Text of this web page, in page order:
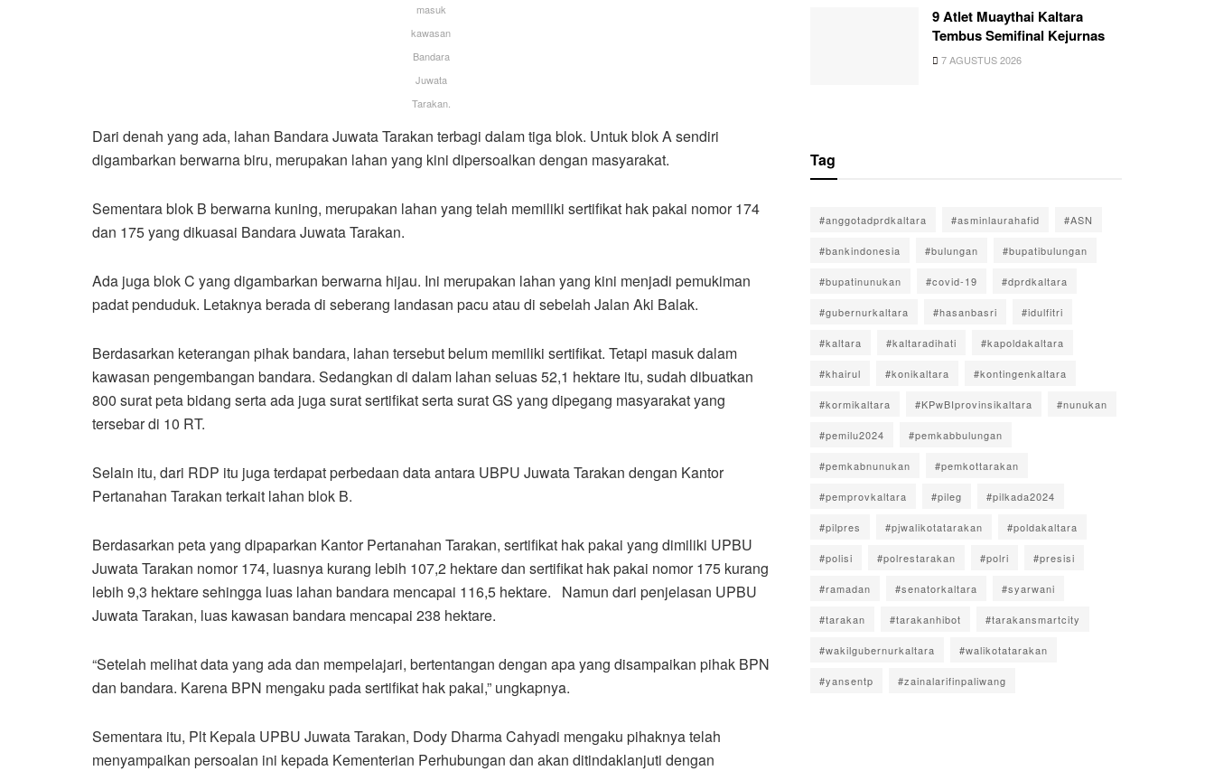
masuk
kawasan
Bandara
Juwata
Tarakan.
Dari denah yang ada, lahan Bandara Juwata Tarakan terbagi dalam tiga blok. Untuk blok A sendiri
digambarkan berwarna biru, merupakan lahan yang kini dipersoalkan dengan masyarakat.
Sementara blok B berwarna kuning, merupakan lahan yang telah memiliki sertifikat hak pakai nomor 174
dan 175 yang dikuasai Bandara Juwata Tarakan.
Ada juga blok C yang digambarkan berwarna hijau. Ini merupakan lahan yang kini menjadi pemukiman
padat penduduk. Letaknya berada di seberang landasan pacu atau di sebelah Jalan Aki Balak.
Berdasarkan keterangan pihak bandara, lahan tersebut belum memiliki sertifikat. Tetapi masuk dalam
kawasan pengembangan bandara. Sedangkan di dalam lahan seluas 52,1 hektare itu, sudah dibuatkan
800 surat peta bidang serta ada juga surat sertifikat serta surat GS yang dipegang masyarakat yang
tersebar di 10 RT.
Selain itu, dari RDP itu juga terdapat perbedaan data antara UBPU Juwata Tarakan dengan Kantor
Pertanahan Tarakan terkait lahan blok B.
Berdasarkan peta yang dipaparkan Kantor Pertanahan Tarakan, sertifikat hak pakai yang dimiliki UPBU
Juwata Tarakan nomor 174, luasnya kurang lebih 107,2 hektare dan sertifikat hak pakai nomor 175 kurang
lebih 9,3 hektare sehingga luas lahan bandara mencapai 116,5 hektare. Namun dari penjelasan UPBU
Juwata Tarakan, luas kawasan bandara mencapai 238 hektare.
“Setelah melihat data yang ada dan mempelajari, bertentangan dengan apa yang disampaikan pihak BPN
dan bandara. Karena BPN mengaku pada sertifikat hak pakai,” ungkapnya.
Sementara itu, Plt Kepala UPBU Juwata Tarakan, Dody Dharma Cahyadi mengaku pihaknya telah
menyampaikan persoalan ini kepada Kementerian Perhubungan dan akan ditindaklanjuti dengan
9 Atlet Muaythai Kaltara
Tembus Semifinal Kejurnas
7 AGUSTUS 2026
Tag
#anggotadprdkaltara #asminlaurahafid #ASN
#bankindonesia #bulungan #bupatibulungan
#bupatinunukan #covid-19 #dprdkaltara
#gubernurkaltara #hasanbasri #idulfitri
#kaltara #kaltaradihati #kapoldakaltara
#khairul #konikaltara #kontingenkaltara
#kormikaltara #KPwBIprovinsikaltara #nunukan
#pemilu2024 #pemkabbulungan
#pemkabnunukan #pemkottarakan
#pemprovkaltara #pileg #pilkada2024
#pilpres #pjwalikotatarakan #poldakaltara
#polisi #polrestarakan #polri #presisi
#ramadan #senatorkaltara #syarwani
#tarakan #tarakanhibot #tarakansmartcity
#wakilgubernurkaltara #walikotatarakan
#yansentp #zainalarifinpaliwang